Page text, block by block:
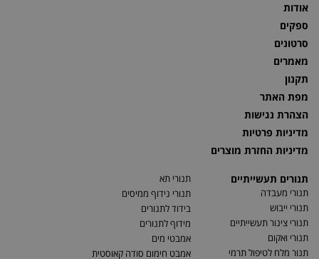
אודות
ספקים
סרטונים
מאמרים
תקנון
מפת האתר
הצהרת נגישות
מדיניות פרטיות
מדיניות החזרת מוצרים
תנורים תעשייתיים
תנורי מעבדה
תנורי ייבוש
תנורי צינור תעשייתיים
תנורי ואקום
תנור מלח לטיפול תרמי
תנורי תא
תנורי נידוף ממיסים
בידוד לתנורים
מידוף לתנורים
אמבטי מים
אמבט חימום סודה קאוסטית